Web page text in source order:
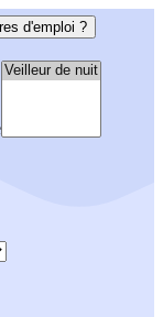
d'emploi ?